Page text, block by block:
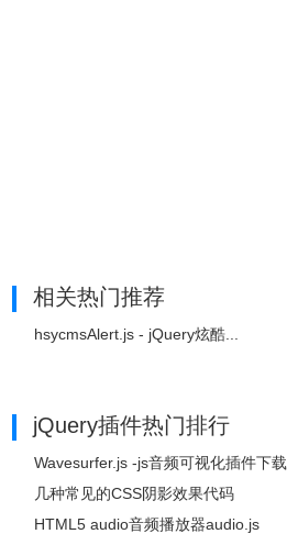
相关热门推荐
hsycmsAlert.js - jQuery炫酷...
jQuery插件热门排行
Wavesurfer.js -js音频可视化插件下载
几种常见的CSS阴影效果代码
HTML5 audio音频播放器audio.js